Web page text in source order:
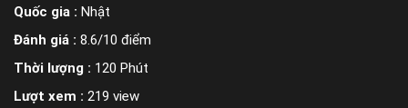
Quốc gia : Nhật
Đánh giá : 8.6/10 điểm
Thời lượng : 120 Phút
Lượt xem : 219 view